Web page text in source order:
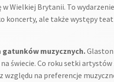
Wielkiej Brytanii. To
koncerty, ale także występy
gatunków muzycznych.
świecie. Co roku setki
na preferencje